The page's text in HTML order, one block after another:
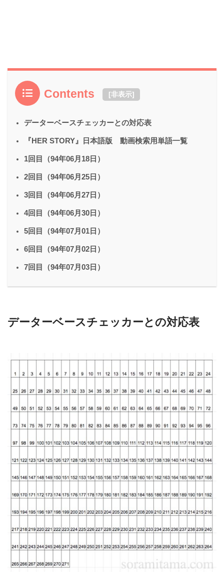
Contents [非表示]
データーベースチェッカーとの対応表
『HER STORY』日本語版 動画検索用単語一覧
1回目（94年06月18日）
2回目（94年06月25日）
3回目（94年06月27日）
4回目（94年06月30日）
5回目（94年07月01日）
6回目（94年07月02日）
7回目（94年07月03日）
データーベースチェッカーとの対応表